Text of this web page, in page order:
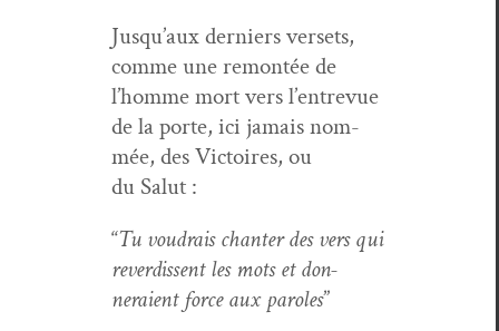
Jusqu’aux derniers ver­sets,
comme une remon­tée de
l’homme mort vers l’en­tre­vue
de la porte, ici jamais nom­
mée, des Vic­toires, ou
du Salut :
“Tu voudrais chanter des vers qui
reverdis­sent les mots et don­
neraient force aux paroles”